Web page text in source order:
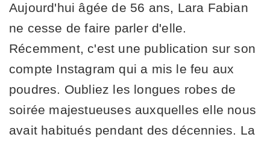
Aujourd'hui âgée de 56 ans, Lara Fabian
ne cesse de faire parler d'elle.
Récemment, c'est une publication sur son
compte Instagram qui a mis le feu aux
poudres. Oubliez les longues robes de
soirée majestueuses auxquelles elle nous
avait habitués pendant des décennies. La